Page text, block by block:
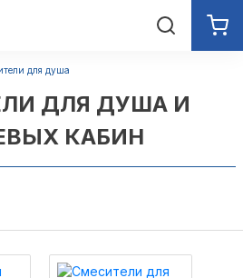
для душа
ДЛЯ ДУША И
КАБИН